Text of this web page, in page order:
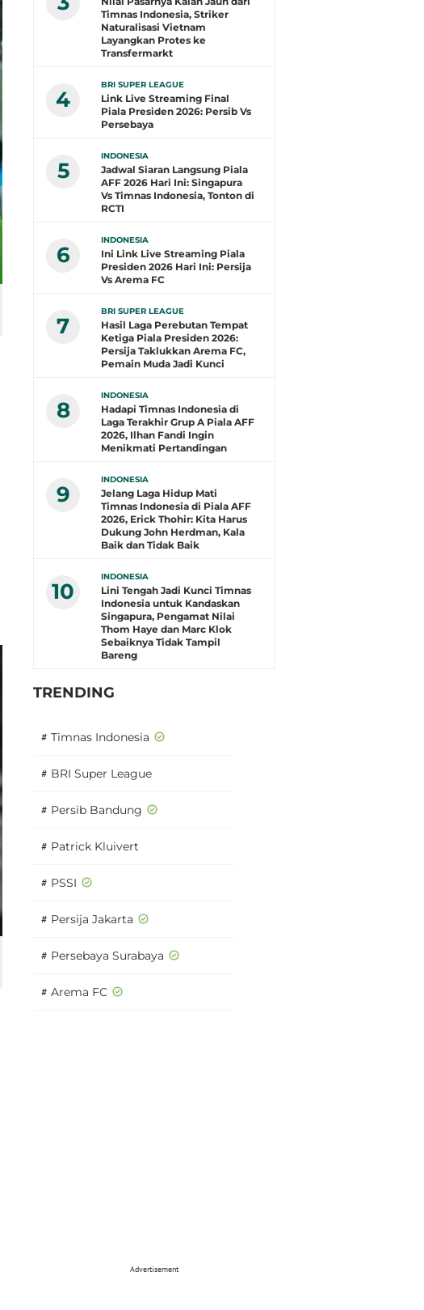
Timnas Indonesia, Striker
Naturalisasi Vietnam
Layangkan Protes ke
Transfermarkt
4
BRI SUPER LEAGUE
Link Live Streaming Final
Piala Presiden 2026: Persib Vs
Persebaya
5
INDONESIA
Jadwal Siaran Langsung Piala
AFF 2026 Hari Ini: Singapura
Vs Timnas Indonesia, Tonton di
RCTI
6
INDONESIA
Ini Link Live Streaming Piala
Presiden 2026 Hari Ini: Persija
Vs Arema FC
7
BRI SUPER LEAGUE
Hasil Laga Perebutan Tempat
Ketiga Piala Presiden 2026:
Persija Taklukkan Arema FC,
Pemain Muda Jadi Kunci
8
INDONESIA
Hadapi Timnas Indonesia di
Laga Terakhir Grup A Piala AFF
2026, Ilhan Fandi Ingin
Menikmati Pertandingan
9
INDONESIA
Jelang Laga Hidup Mati
Timnas Indonesia di Piala AFF
2026, Erick Thohir: Kita Harus
Dukung John Herdman, Kala
Baik dan Tidak Baik
10
INDONESIA
Lini Tengah Jadi Kunci Timnas
Indonesia untuk Kandaskan
Singapura, Pengamat Nilai
Thom Haye dan Marc Klok
Sebaiknya Tidak Tampil
Bareng
TRENDING
# Timnas Indonesia
# BRI Super League
# Persib Bandung
# Patrick Kluivert
# PSSI
# Persija Jakarta
# Persebaya Surabaya
# Arema FC
Advertisement